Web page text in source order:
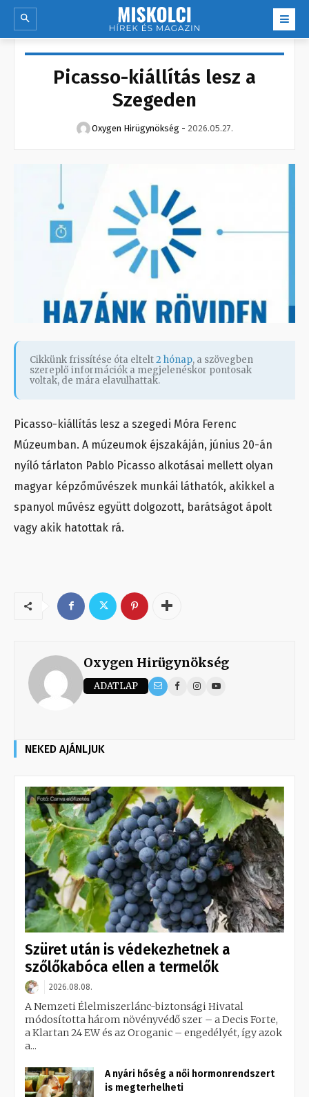
Picasso-kiállítás lesz a
Szegeden
Oxygen Hirügynökség - 2026.05.27.
Cikkünk frissítése óta eltelt2 hónap, a szövegben
szereplő információk a megjelenéskor pontosak
voltak, de mára elavulhattak.
Picasso-kiállítás lesz a szegedi Móra Ferenc
Múzeumban. A múzeumok éjszakáján, június 20-án
nyíló tárlaton Pablo Picasso alkotásai mellett olyan
magyar képzőművészek munkái láthatók, akikkel a
spanyol művész együtt dolgozott, barátságot ápolt
vagy akik hatottak rá.
Oxygen Hirügynökség
ADATLAP
NEKED AJÁNLJUK
Szüret után is védekezhetnek a
szőlőkabóca ellen a termelők
2026.08.08.
A Nemzeti Élelmiszerlánc-biztonsági Hivatal
módosította három növényvédő szer – a Decis Forte,
a Klartan 24 EW és az Oroganic – engedélyét, így azok
a...
A nyári hőség a női hormonrendszert
is megterhelheti